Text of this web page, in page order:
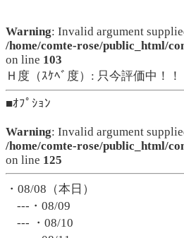
Warning: Invalid argument
/home/comte-rose/public_html/
on line 103
Ｈ度（ｽｹﾍﾞ度）: 只今評価中！！
■ｵﾌﾟｼｮﾝ
Warning: Invalid argument
/home/comte-rose/public_html/
on line 125
・08/08（本日）
---・08/09
--- ・08/10